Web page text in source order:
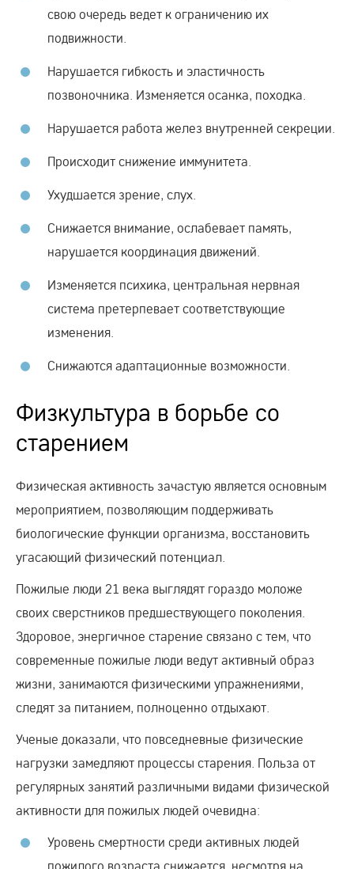
свою очередь ведет к ограничению их
подвижности.
Нарушается гибкость и эластичность
позвоночника. Изменяется осанка, походка.
Нарушается работа желез внутренней секреции.
Происходит снижение иммунитета.
Ухудшается зрение, слух.
Снижается внимание, ослабевает память,
нарушается координация движений.
Изменяется психика, центральная нервная
система претерпевает соответствующие
изменения.
Снижаются адаптационные возможности.
Физкультура в борьбе со
старением
Физическая активность зачастую является основным
мероприятием, позволяющим поддерживать
биологические функции организма, восстановить
угасающий физический потенциал.
Пожилые люди 21 века выглядят гораздо моложе
своих сверстников предшествующего поколения.
Здоровое, энергичное старение связано с тем, что
современные пожилые люди ведут активный образ
жизни, занимаются физическими упражнениями,
следят за питанием, полноценно отдыхают.
Ученые доказали, что повседневные физические
нагрузки замедляют процессы старения. Польза от
регулярных занятий различными видами физической
активности для пожилых людей очевидна:
Уровень смертности среди активных людей
пожилого возраста снижается, несмотря на